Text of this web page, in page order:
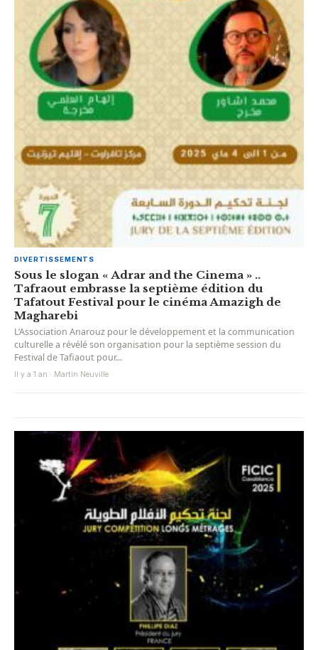
DIVERTISSEMENTS
Sous le slogan « Adrar and the Cinema » ..
Tafraout embrasse la septième édition du
Tafatout Festival pour le cinéma Amazigh de
Magharebi
L’Association Anarouz pour le développement et la communication
culturelle a révélé son organisation pour la septième session du
Festival de Tafiaout pour...
Il y a 1 an · Martin Neuville